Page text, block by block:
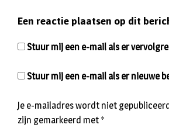
Een reactie plaatsen op dit
Je e-mailadres wordt niet
zijn gemarkeerd met *
Stuur mij een e-mail als er
Stuur mij een e-mail als er nieuwe